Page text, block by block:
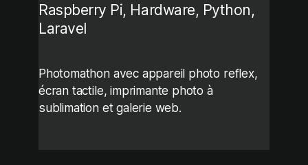
Raspberry Pi, Hardware, Python,
Laravel
Photomathon avec appareil photo reflex,
écran tactile, imprimante photo à
sublimation et galerie web.